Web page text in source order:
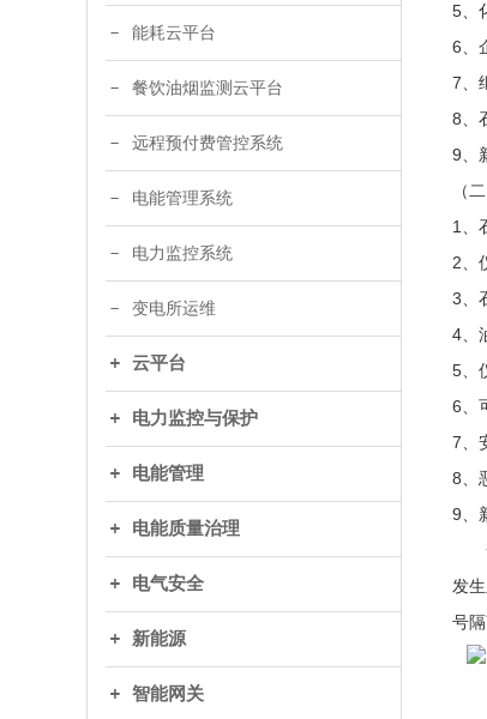
能耗云平台
餐饮油烟监测云平台
远程预付费管控系统
电能管理系统
电力监控系统
变电所运维
云平台
电力监控与保护
电能管理
电能质量治理
电气安全
新能源
智能网关
5、
6、
7、
8、
9、
（
1、
2、
3、
4、
5、
6、
7、
8、
9、
安
发
号